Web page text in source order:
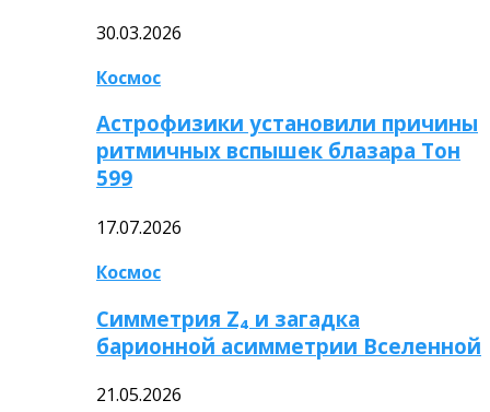
30.03.2026
Космос
Астрофизики установили причины
ритмичных вспышек блазара Тон
599
17.07.2026
Космос
Симметрия Z₄ и загадка
барионной асимметрии Вселенной
21.05.2026